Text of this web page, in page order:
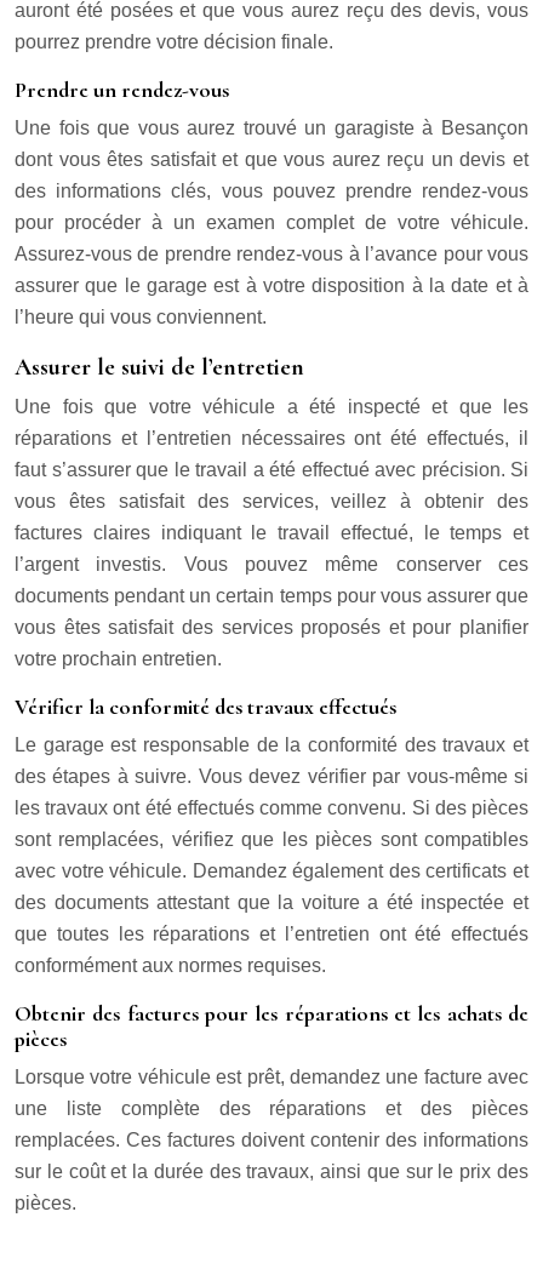
auront été posées et que vous aurez reçu des devis, vous
pourrez prendre votre décision finale.
Prendre un rendez-vous
Une fois que vous aurez trouvé un garagiste à Besançon
dont vous êtes satisfait et que vous aurez reçu un devis et
des informations clés, vous pouvez prendre rendez-vous
pour procéder à un examen complet de votre véhicule.
Assurez-vous de prendre rendez-vous à l’avance pour vous
assurer que le garage est à votre disposition à la date et à
l’heure qui vous conviennent.
Assurer le suivi de l’entretien
Une fois que votre véhicule a été inspecté et que les
réparations et l’entretien nécessaires ont été effectués, il
faut s’assurer que le travail a été effectué avec précision. Si
vous êtes satisfait des services, veillez à obtenir des
factures claires indiquant le travail effectué, le temps et
l’argent investis. Vous pouvez même conserver ces
documents pendant un certain temps pour vous assurer que
vous êtes satisfait des services proposés et pour planifier
votre prochain entretien.
Vérifier la conformité des travaux effectués
Le garage est responsable de la conformité des travaux et
des étapes à suivre. Vous devez vérifier par vous-même si
les travaux ont été effectués comme convenu. Si des pièces
sont remplacées, vérifiez que les pièces sont compatibles
avec votre véhicule. Demandez également des certificats et
des documents attestant que la voiture a été inspectée et
que toutes les réparations et l’entretien ont été effectués
conformément aux normes requises.
Obtenir des factures pour les réparations et les achats de
pièces
Lorsque votre véhicule est prêt, demandez une facture avec
une liste complète des réparations et des pièces
remplacées. Ces factures doivent contenir des informations
sur le coût et la durée des travaux, ainsi que sur le prix des
pièces.